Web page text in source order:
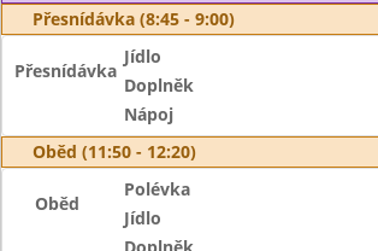
Přesnídávka (8:45 - 9:00)
Přesnídávka
Jídlo
Doplněk
Nápoj
Oběd (11:50 - 12:20)
Oběd
Polévka
Jídlo